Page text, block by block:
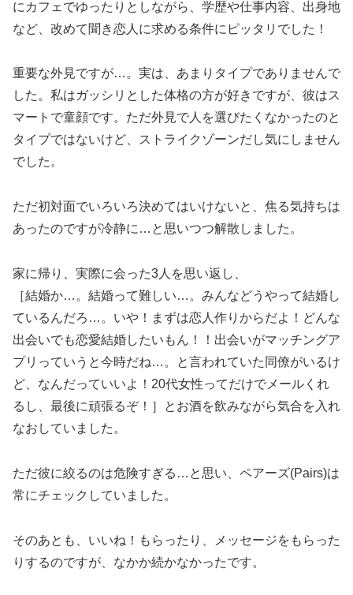
にカフェでゆったりとしながら、学歴や仕事内容、出身地
など、改めて聞き恋人に求める条件にピッタリでした！
重要な外見ですが…。実は、あまりタイプでありませんで
した。私はガッシリとした体格の方が好きですが、彼はス
マートで童顔です。ただ外見で人を選びたくなかったのと
タイプではないけど、ストライクゾーンだし気にしません
でした。
ただ初対面でいろいろ決めてはいけないと、焦る気持ちは
あったのですが冷静に…と思いつつ解散しました。
家に帰り、実際に会った3人を思い返し、
［結婚か…。結婚って難しい…。みんなどうやって結婚し
ているんだろ…。いや！まずは恋人作りからだよ！どんな
出会いでも恋愛結婚したいもん！！出会いがマッチングア
プリっていうと今時だね…。と言われていた同僚がいるけ
ど、なんだっていいよ！20代女性ってだけでメールくれ
るし、最後に頑張るぞ！］とお酒を飲みながら気合を入れ
なおしていました。
ただ彼に絞るのは危険すぎる…と思い、ペアーズ(Pairs)は
常にチェックしていました。
そのあとも、いいね！もらったり、メッセージをもらった
りするのですが、なかか続かなかったです。